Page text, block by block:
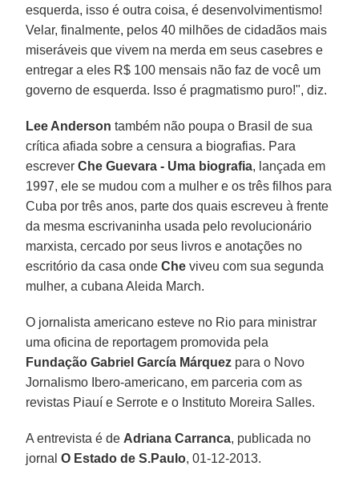
esquerda, isso é outra coisa, é desenvolvimentismo!
Velar, finalmente, pelos 40 milhões de cidadãos mais
miseráveis que vivem na merda em seus casebres e
entregar a eles R$ 100 mensais não faz de você um
governo de esquerda. Isso é pragmatismo puro!", diz.
Lee Anderson também não poupa o Brasil de sua
crítica afiada sobre a censura a biografias. Para
escreverChe Guevara - Uma biografia, lançada em
1997, ele se mudou com a mulher e os três filhos para
Cuba por três anos, parte dos quais escreveu à frente
da mesma escrivaninha usada pelo revolucionário
marxista, cercado por seus livros e anotações no
escritório da casa ondeChe viveu com sua segunda
mulher, a cubana Aleida March.
O jornalista americano esteve no Rio para ministrar
uma oficina de reportagem promovida pela
Fundação Gabriel García Márquez para o Novo
Jornalismo Ibero-americano, em parceria com as
revistas Piauí e Serrote e o Instituto Moreira Salles.
A entrevista é de Adriana Carranca, publicada no
jornal O Estado de S.Paulo, 01-12-2013.